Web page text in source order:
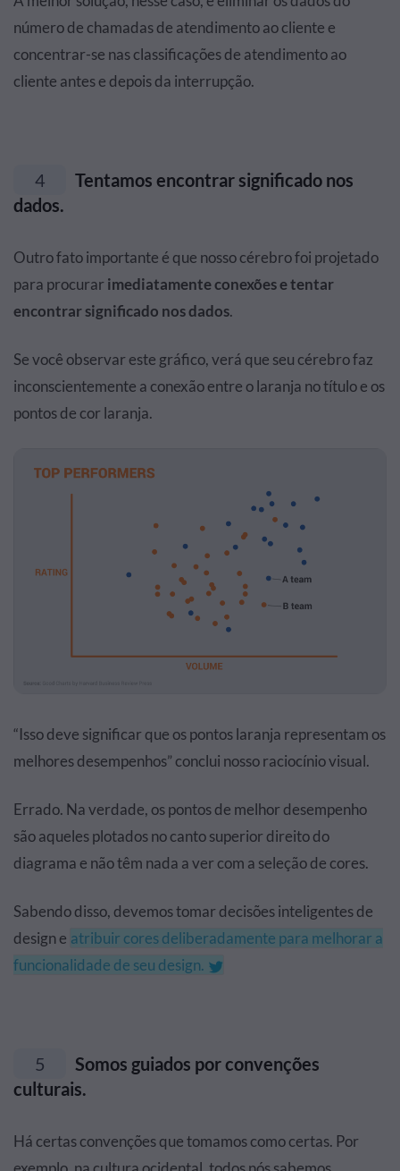
número de chamadas de atendimento ao cliente e
concentrar-se nas classificações de atendimento ao
cliente antes e depois da interrupção.
4
Tentamos encontrar significado nos
dados.
Outro fato importante é que nosso cérebro foi projetado
para procurar imediatamente conexões e tentar
encontrar significado nos dados.
Se você observar este gráfico, verá que seu cérebro faz
inconscientemente a conexão entre o laranja no título e os
pontos de cor laranja.
“Isso deve significar que os pontos laranja representam os
melhores desempenhos” conclui nosso raciocínio visual.
Errado. Na verdade, os pontos de melhor desempenho
são aqueles plotados no canto superior direito do
diagrama e não têm nada a ver com a seleção de cores.
Sabendo disso, devemos tomar decisões inteligentes de
design e atribuir cores deliberadamente para melhorar a
funcionalidade de seu design.
5
Somos guiados por convenções
culturais.
Há certas convenções que tomamos como certas. Por